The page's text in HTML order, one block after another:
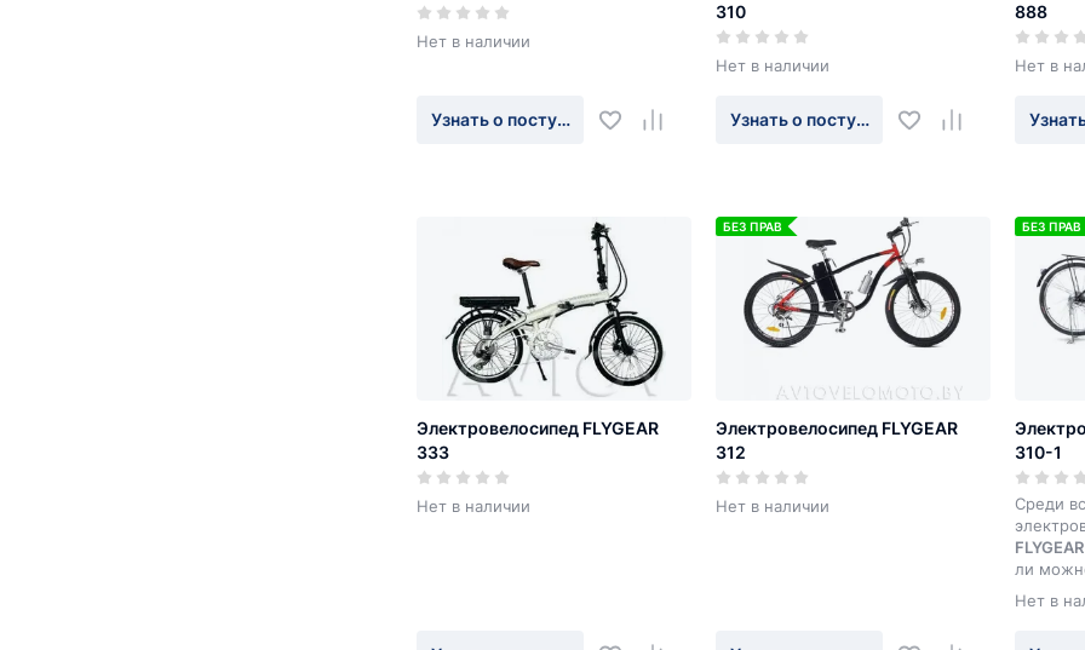
Нет в наличии
Узнать о поступлении
310
Нет в наличии
Узнать о поступлении
888
Нет в
Электровелосипед FLYGEAR
333
Нет в наличии
БЕЗ ПРАВ
Электровелосипед FLYGEAR
312
Нет в наличии
БЕЗ ПРАВ
310-1
Среди
ли
Нет в